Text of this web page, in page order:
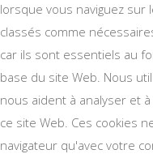
lorsque vous naviguez sur
classés comme
car ils sont essentiels au
base du site Web. Nous
nous aident à analyser et
ce site Web. Ces cookies
navigateur qu'avec votre